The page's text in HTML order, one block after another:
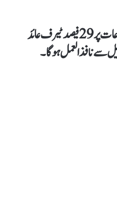
امریکی صدر نے پاکستانی مصنوعات پر 29 فیصد ٹیرف عائد